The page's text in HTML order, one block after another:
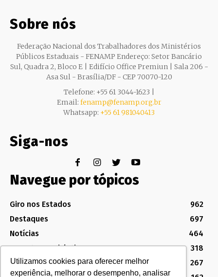
Utilizamos cookies para oferecer melhor
experiência, melhorar o desempenho, analisar
Sobre nós
Federação Nacional dos Trabalhadores dos Ministérios
Públicos Estaduais - FENAMP Endereço: Setor Bancário
Sul, Quadra 2, Bloco E | Edifício Office Premiun | Sala 206 -
Asa Sul - Brasília/DF - CEP 70070-120
Telefone: +55 61 3044-1623 |
Email: fenamp@fenamp.org.br
Whatsapp: +55 61 981040413
Siga-nos
Navegue por tópicos
Giro nos Estados
962
Destaques
697
Notícias
464
Assuntos Legislativos
318
Política Sindical e Institucional
267